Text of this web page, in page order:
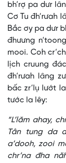
bh’rợ pa dưr
Cơ Tu đh’rưah
Bắc ơy pa dưr
đhưưng
mooi. Coh
lịch cruung
đh’rưah lâng
bấc zr’lụ lướt
tước la lêy:
“L’lăm ahay,
Tân tung da
a’dooh, zooi
chr’na đha